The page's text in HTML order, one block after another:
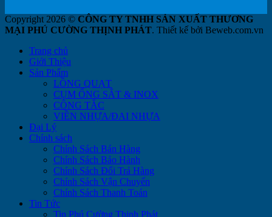
Copyright 2026 © CÔNG TY TNHH SẢN XUẤT THƯƠNG
MẠI PHÚ CƯỜNG THỊNH PHÁT. Thiết kế bởi Beweb.com.vn
Trang chủ
Giới Thiệu
Sản Phẩm
LỒNG QUẠT
CỤM ỐNG SẮT & INOX
CÔNG TẮC
VIỀN NHỰA/ĐAI NHỰA
Đại Lý
Chính sách
Chính Sách Bán Hàng
Chính Sách Bảo Hành
Chính Sách Đổi Trả Hàng
Chính Sách Vận Chuyển
Chính Sách Thanh Toán
Tin Tức
Tin Phú Cường Thịnh Phát